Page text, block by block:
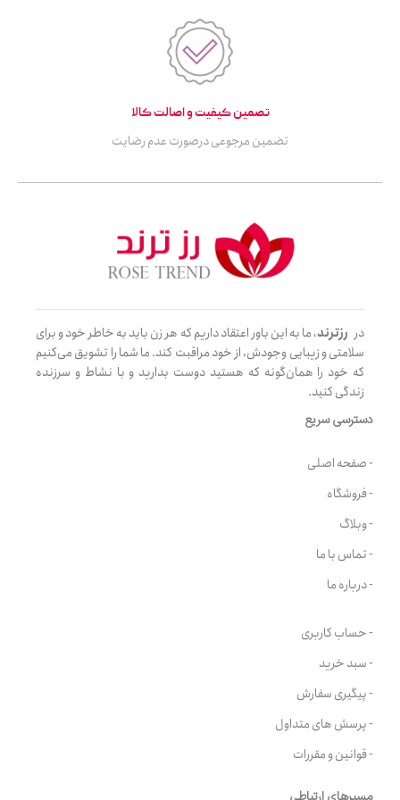
تصمین کیفیت و اصالت کالا
تضمین مرجوعی درصورت عدم رضایت
در رزترند، ما به این باور اعتقاد داریم که هر زن باید به خاطر خود و برای
سلامتی و زیبایی وجودش، از خود مراقبت کند. ما شما را تشویق می‌کنیم
که خود را همان‌گونه که هستید دوست بدارید و با نشاط و سرزنده
زندگی کنید.
دسترسی سریع
- صفحه اصلی
- فروشگاه
- وبلاگ
- تماس با ما
- درباره ما
- حساب کاربری
- سبد خرید
- پیگیری سفارش
- پرسش های متداول
- قوانین و مقررات